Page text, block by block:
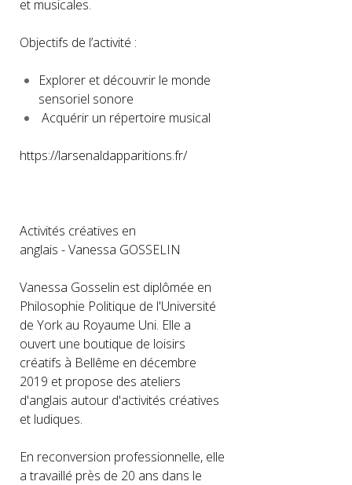
et musicales.
Objectifs de l’activité :
Explorer et découvrir le monde
sensoriel sonore
Acquérir un répertoire musical
https://larsenaldapparitions.fr/
Activités créatives en
anglais - Vanessa GOSSELIN
Vanessa Gosselin est diplômée en
Philosophie Politique de l'Université
de York au Royaume Uni. Elle a
ouvert une boutique de loisirs
créatifs à Bellême en décembre
2019 et propose des ateliers
d'anglais autour d'activités créatives
et ludiques.
En reconversion professionnelle, elle
a travaillé près de 20 ans dans le